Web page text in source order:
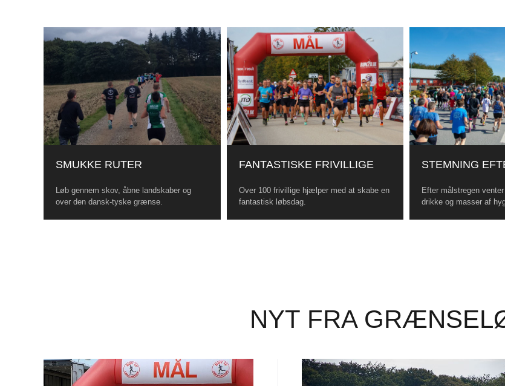
SMUKKE RUTER
Løb gennem skov, åbne landskaber og
over den dansk-tyske grænse.
FANTASTISKE FRIVILLIGE
Over 100 frivillige hjælper med at skabe en
fantastisk løbsdag.
STEMNING
Efter målstregen
drikke og masser af
NYT FRA